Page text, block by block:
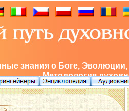
знания о Боге,
Методология